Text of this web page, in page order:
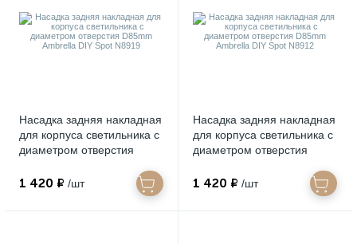
Насадка задняя накладная
для корпуса светильника с
диаметром отверстия
N8919
1 420 ₽ /шт
Насадка задняя накладная
для корпуса светильника с
диаметром отверстия
N8912
1 420 ₽ /шт